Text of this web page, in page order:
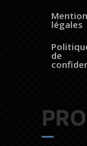
légales
de